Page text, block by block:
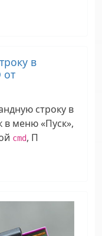
в
от
строку в
меню «Пуск»,
cmd, П